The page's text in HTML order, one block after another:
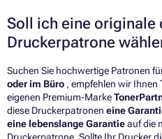
Soll ich eine
Druckerpatrone
Suchen Sie hochwertige Patronen
oder im Büro , empfehlen wir Ihnen
eigenen Premium-Marke
diese Druckerpatronen eine
eine lebenslange Garantieauf die